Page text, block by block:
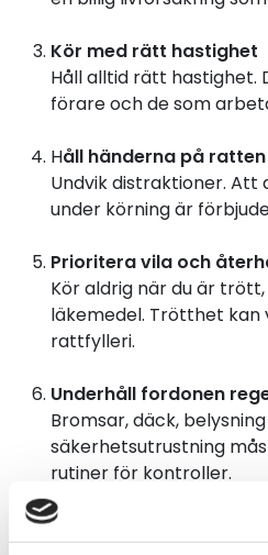
Kör med rätt hastighet
Håll alltid rätt hastighet.
förare och de som
Håll händerna på ratten
Undvik distraktioner. Att
under körning är
Prioritera vila och
Kör aldrig när du är
läkemedel. Trötthet kan
rattfylleri.
Underhåll fordonen
Bromsar, däck,
säkerhetsutrustning
rutiner för kontroller.
Lastsäkring och fritt